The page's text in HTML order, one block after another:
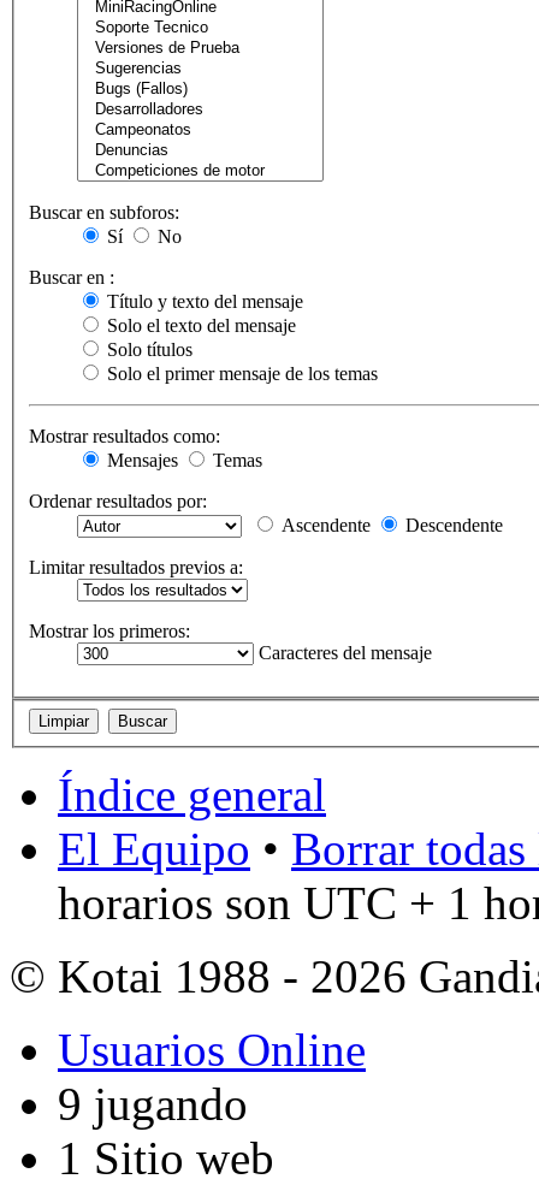
Buscar en subforos:
Sí
No
Buscar en :
Título y texto del mensaje
Solo el texto del mensaje
Solo títulos
Solo el primer mensaje de los temas
Mostrar resultados como:
Mensajes
Temas
Ordenar resultados por:
Ascendente
Descendente
Limitar resultados previos a:
Mostrar los primeros:
Caracteres del mensaje
Índice general
El Equipo • Borrar
horarios son UTC + 1
© Kotai 1988 - 2026
Usuarios Online
9 jugando
1 Sitio web